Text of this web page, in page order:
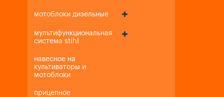
мотоблоки дизельные
мультифункциональная
система stihl
навесное на
культиваторы и
мотоблоки
прицепное